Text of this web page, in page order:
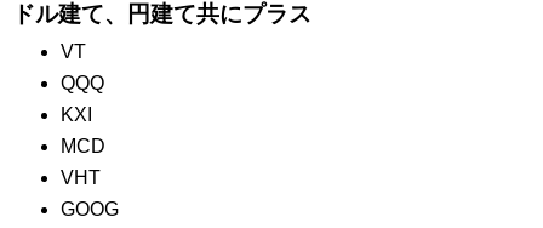
ドル建て、円建て共にプラス
VT
QQQ
KXI
MCD
VHT
GOOG